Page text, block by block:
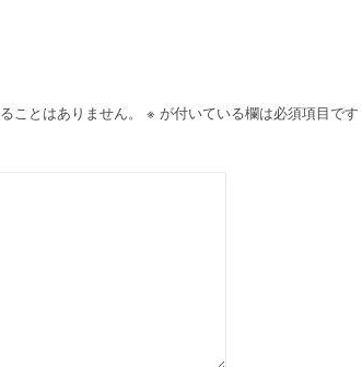
ことはありません。 ※ が付いている欄は必須項目です